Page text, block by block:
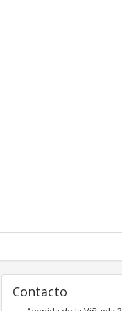
Contacto